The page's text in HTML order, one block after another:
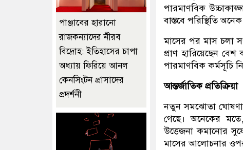
পারমাণবিক
বাস্তবে পরিস্থিতি
মাসের পর মাস চলা
প্রাণ হারিয়েছেন
পারমাণবিক কর্মসূচি
আন্তর্জাতিক প্রতিক্রিয়া
নতুন সমঝোতা
গেছে। অনেকের
উত্তেজনা কমানোর
মাসের আলোচনার
পাঞ্জাবের হারানো
রাজকন্যাদের নীরব
বিদ্রোহ: ইতিহাসের চাপা
অধ্যায় ফিরিয়ে আনল
কেনসিংটন প্রাসাদের
প্রদর্শনী